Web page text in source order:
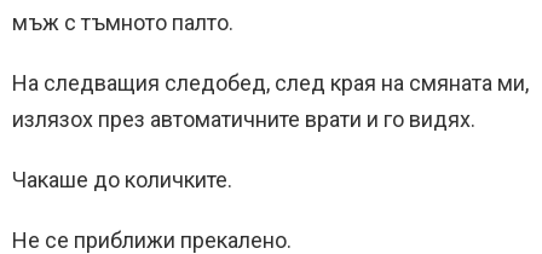
мъж с тъмното палто.
На следващия следобед, след края на смяната ми,
излязох през автоматичните врати и го видях.
Чакаше до количките.
Не се приближи прекалено.